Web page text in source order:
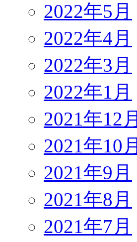
2022年5月
2022年4月
2022年3月
2022年1月
2021年12月
2021年10月
2021年9月
2021年8月
2021年7月